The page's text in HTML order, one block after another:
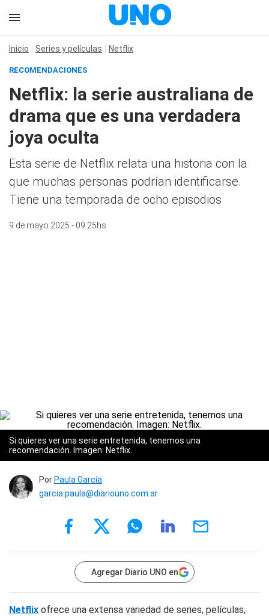
Inicio Series y películas Netflix
RECOMENDACIONES
Netflix: la serie australiana de
drama que es una verdadera
joya oculta
Esta serie de Netflix relata una historia con la
que muchas personas podrían identificarse.
Tiene una temporada de ocho episodios
9 de mayo 2025 - 09:25hs
Si quieres ver una serie entretenida, tenemos una
recomendación. Imagen: Netflix.
Por Paula García
garcia.paula@diariouno.com.ar
Agregar Diario UNO en
Netflix ofrece una extensa variedad de series, películas,